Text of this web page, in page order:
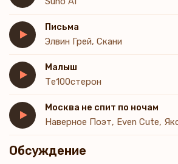
Письма
Элвин Грей, Скани
Малыш
Те100стерон
Москва не спит по ночам
Наверное Поэт, Even Cute,
Обсуждение